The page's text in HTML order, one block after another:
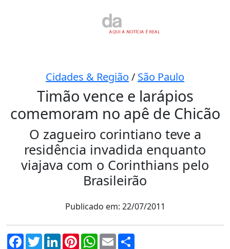
Cidades & Região / São Paulo
Timão vence e larápios
comemoram no apê de Chicão
O zagueiro corintiano teve a
residência invadida enquanto
viajava com o Corinthians pelo
Brasileirão
Publicado em: 22/07/2011
Facebook
TwitterLinkedInPinterestWhatsApp
Email